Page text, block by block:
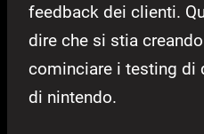
feedback dei clienti.
dire che si stia
cominciare i testing di
di nintendo.